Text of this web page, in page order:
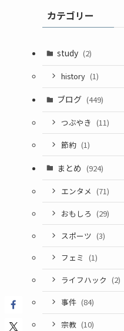
カテゴリー
study (2)
history (1)
ブログ (449)
つぶやき (11)
節約 (1)
まとめ (924)
エンタメ (71)
おもしろ (29)
スポーツ (3)
フェミ (1)
ライフハック (2)
事件 (84)
宗教 (10)